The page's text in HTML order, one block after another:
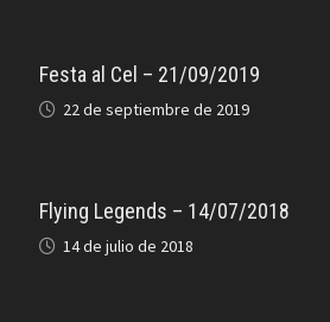
Festa al Cel – 21/09/2019
22 de septiembre de 2019
Flying Legends – 14/07/2018
14 de julio de 2018